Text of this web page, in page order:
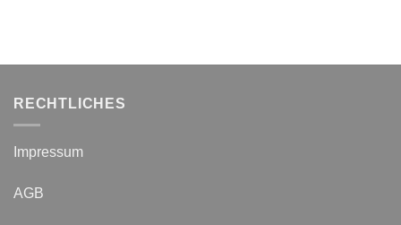
RECHTLICHES
Impressum
AGB